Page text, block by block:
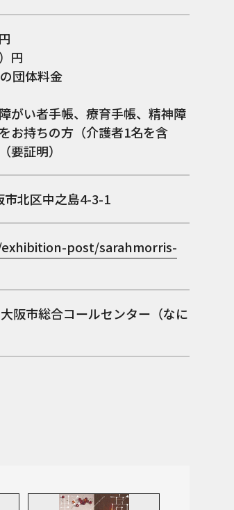
円
団体料金
がい者手帳、療育手帳、精神障
お持ちの方（介護者1名を含
要証明）
市北区中之島4-3-1
post/sarahmorris-
阪市総合コールセンター（なに